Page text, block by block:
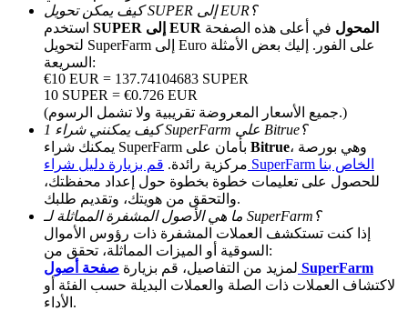
BTC Welcome Rewards
Deposit & Trade BTC to Share 25000 USDT prize pool!
Deposit CASHCAT & Win
كيف يمكن تحويل SUPER إلى EUR؟
SUPER إلى EUR المحول في أعلى هذه الصفحة
لتحويل SuperFarm إلى Euro على الفور. إليك بعض الأمثلة
السريعة:
€10 EUR = 137.74104683 SUPER
10 SUPER = €0.726 EUR
(جميع الأسعار المعروضة تقريبية ولا تشمل الرسوم.)
كيف يمكنني شراء 1 SuperFarm على Bitrue؟
Bitrue، وهي بورصة
مركزية رائدة.
قم بزيارة دليل شراء SuperFarm الخاص بنا
للحصول على تعليمات خطوة بخطوة حول إعداد محفظتك،
والتحقق من هويتك، وتقديم طلبك.
ما هي الأصول المشفرة المماثلة لـ SuperFarm؟
إذا كنت تستكشف العملات المشفرة ذات رؤوس الأموال
السوقية أو الميزات المماثلة، تحقق من:
لمزيد من التفاصيل، قم بزيارة صفحة أصول SuperFarm
لاكتشاف العملات ذات الصلة والعملات البديلة حسب الفئة أو
الأداء.